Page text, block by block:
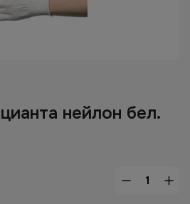
нейлон бел.